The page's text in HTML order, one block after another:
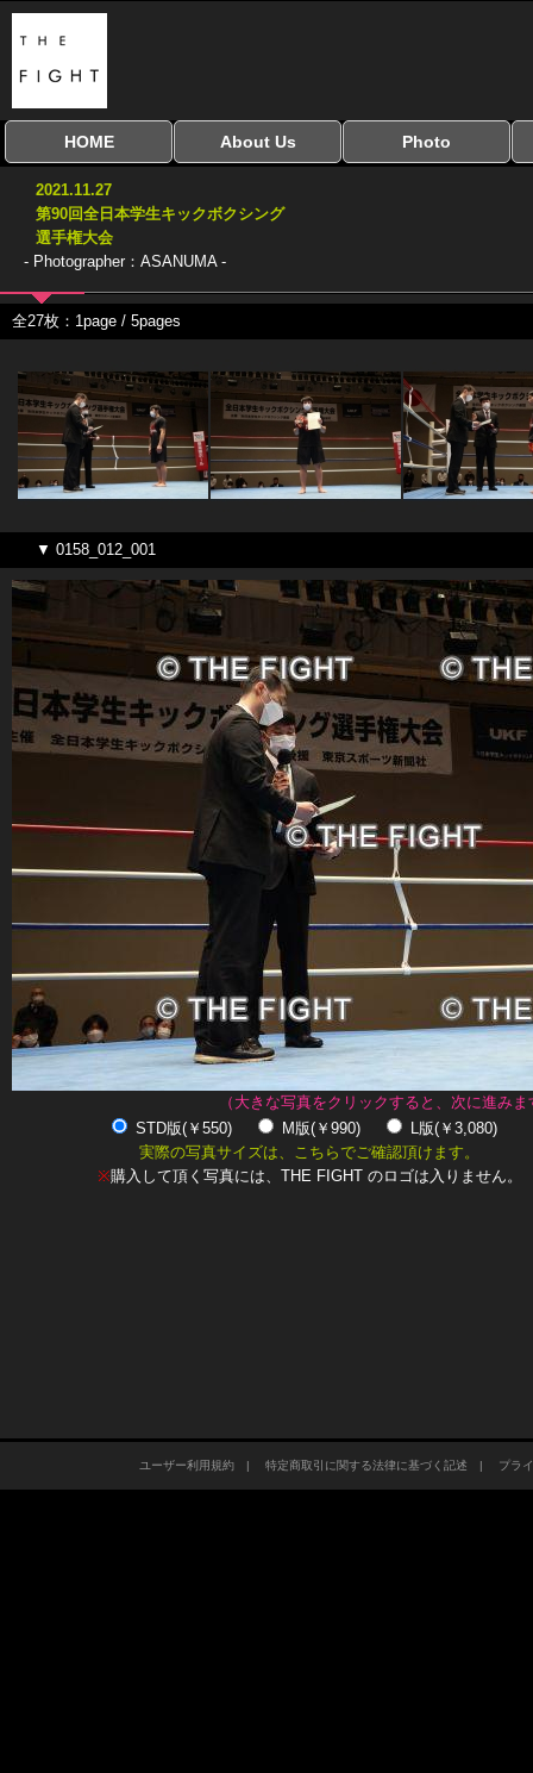
HOME
全興行を表示
ナイスミドル
アマチュアキック
協議会
全日本学生キック
建武館キッズ大会
Bigbang
おやじファイト
About Us Photo
2021.11.27
第90回全日本学生キックボクシング
選手権大会
- Photographer：ASANUMA -
全27枚：1page / 5pages
▼ 0158_012_001
（大きな写真をクリックすると、次に進みま
STD版(￥550)
M版(￥990)
L版(￥3,080)
実際の写真サイズは、こちらでご確認頂けます。
※購入して頂く写真には、THE FIGHT のロゴは入りません。
ユーザー利用規約| 特定商取引に関する法律に基づく記述 | プラ